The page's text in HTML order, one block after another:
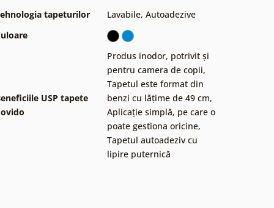
tapeturilor
Lavabile, Autoadezive
USP tapete
Produs inodor, potrivit și
pentru camera de copii,
Tapetul este format din
benzi cu lățime de 49 cm,
Aplicație simplă, pe care o
poate gestiona oricine,
Tapetul autoadeziv cu
lipire puternică